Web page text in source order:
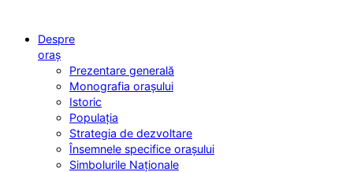
Despre
oraș
Prezentare generală
Monografia orașului
Istoric
Populația
Strategia de dezvoltare
Însemnele specifice orașului
Simbolurile Naționale